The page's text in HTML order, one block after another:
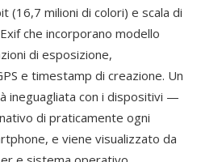
(16,7 milioni di colori) e scala di
che incorporano modello
di esposizione,
e timestamp di creazione. Un
ineguagliata con i dispositivi —
di praticamente ogni
e viene visualizzato da